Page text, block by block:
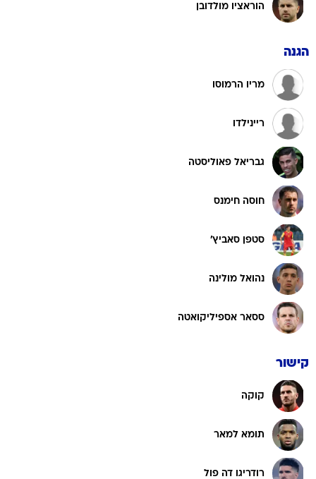
הוראציו מולדובן
הגנה
מריו הרמוסו
ריינילדו
גבריאל פאוליסטה
חוסה חימנס
סטפן סאביץ'
נהואל מולינה
ססאר אספיליקואטה
קישור
קוקה
תומא למאר
רודריגו דה פול